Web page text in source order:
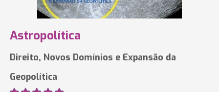
Astropolítica
Direito, Novos Domínios e Expansão da
Geopolítica